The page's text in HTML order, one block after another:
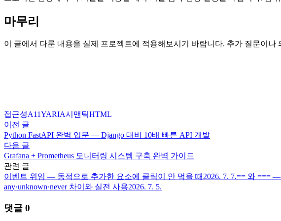
마무리
이 글에서 다룬 내용을 실제 프로젝트에 적용해보시기 바랍니다. 추가 질문이나
접근성A11YARIA시맨틱HTML
이전 글
Python FastAPI 완벽 입문 — Django 대비 10배 빠른 API 개발
다음 글
Grafana + Prometheus 모니터링 시스템 구축 완벽 가이드
관련 글
이벤트 위임 — 동적으로 추가한 요소에 클릭이 안 먹을 때 2026. 7. 7.== 와 === —
any·unknown·never 차이와 실전 사용2026. 7. 5.
댓글 0